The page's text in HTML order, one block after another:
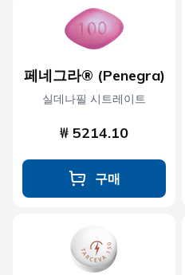
페네그라® (Penegra)
실데나필 시트레이트
₩ 5214.10
구매